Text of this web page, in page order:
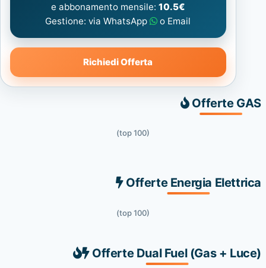
e abbonamento mensile: 10.5€
Gestione: via WhatsApp
o Email
Richiedi Offerta
Offerte GAS
(top 100)
Offerte Energia Elettrica
(top 100)
Offerte Dual Fuel (Gas + Luce)